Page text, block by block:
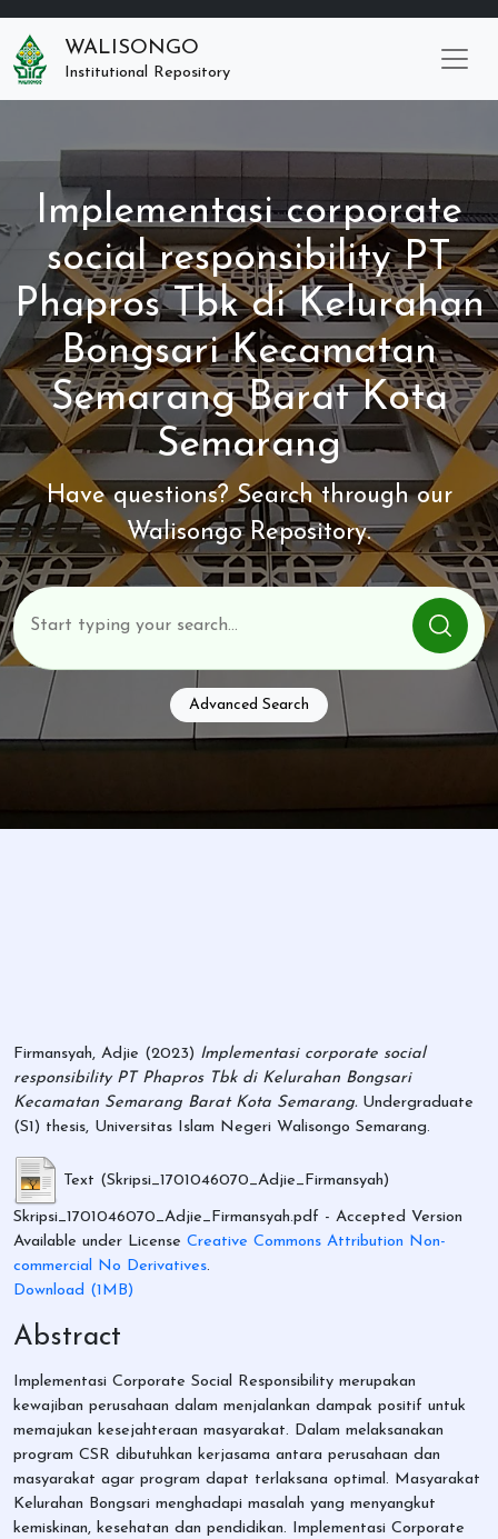
WALISONGO
Institutional Repository
Implementasi corporate
social responsibility PT
Phapros Tbk di Kelurahan
Bongsari Kecamatan
Semarang Barat Kota
Semarang
Have questions? Search through our
Walisongo Repository.
Advanced Search
Firmansyah, Adjie (2023) Implementasi corporate social
responsibility PT Phapros Tbk di Kelurahan Bongsari
Kecamatan Semarang Barat Kota Semarang. Undergraduate
(S1) thesis, Universitas Islam Negeri Walisongo Semarang.
Text (Skripsi_1701046070_Adjie_Firmansyah)
Skripsi_1701046070_Adjie_Firmansyah.pdf - Accepted Version
Available under License Creative Commons Attribution Non-
commercial No Derivatives.
Download (1MB)
Abstract
Implementasi Corporate Social Responsibility merupakan
kewajiban perusahaan dalam menjalankan dampak positif untuk
memajukan kesejahteraan masyarakat. Dalam melaksanakan
program CSR dibutuhkan kerjasama antara perusahaan dan
masyarakat agar program dapat terlaksana optimal. Masyarakat
Kelurahan Bongsari menghadapi masalah yang menyangkut
kemiskinan, kesehatan dan pendidikan. Implementasi Corporate